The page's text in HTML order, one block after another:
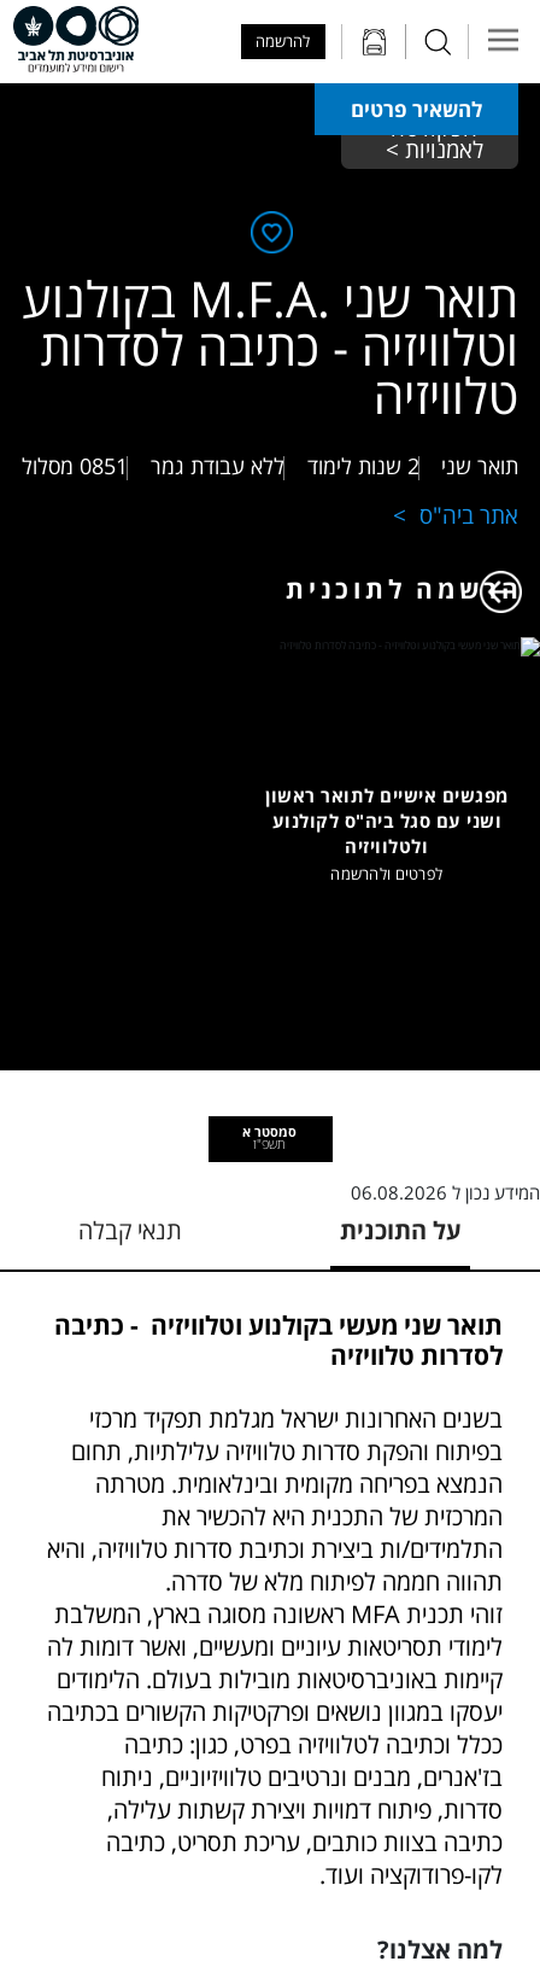
להרשמה
להשאיר פרטים
הפקולטה
לאמנויות >
תואר שני .M.F.A בקולנוע
וטלוויזיה - כתיבה לסדרות
טלוויזיה
תואר שני 2 שנות לימוד ללא עבודת גמר 0851 מסלול
אתר ביה"ס
הרשמה לתוכנית
מפגשים אישיים לתואר ראשון
ושני עם סגל ביה"ס לקולנוע
ולטלוויזיה
לפרטים ולהרשמה
סמסטר א
תשפ"ז
המידע נכון ל 06.08.2026
על התוכנית תנאי קבלה
תואר שני מעשי בקולנוע וטלוויזיה - כתיבה
לסדרות טלוויזיה
בשנים האחרונות ישראל מגלמת תפקיד מרכזי
בפיתוח והפקת סדרות טלוויזיה עלילתיות, תחום
הנמצא בפריחה מקומית ובינלאומית. מטרתה
המרכזית של התכנית היא להכשיר את
התלמידים/ות ביצירת וכתיבת סדרות טלוויזיה, והיא
תהווה חממה לפיתוח מלא של סדרה.
זוהי תכנית MFA ראשונה מסוגה בארץ, המשלבת
לימודי תסריטאות עיוניים ומעשיים, ואשר דומות לה
קיימות באוניברסיטאות מובילות בעולם. הלימודים
יעסקו במגוון נושאים ופרקטיקות הקשורים בכתיבה
ככלל וכתיבה לטלוויזיה בפרט, כגון: כתיבה
בז'אנרים, מבנים ונרטיבים טלוויזיוניים, ניתוח
סדרות, פיתוח דמויות ויצירת קשתות עלילה,
כתיבה בצוות כותבים, עריכת תסריט, כתיבה
לקו-פרודוקציה ועוד.
למה אצלנו?